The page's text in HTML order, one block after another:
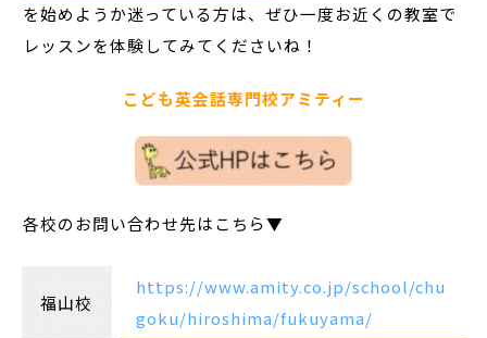
を始めようか迷っている方は、ぜひ一度お近くの教室で
レッスンを体験してみてくださいね！
こども英会話専門校アミティー
各校のお問い合わせ先はこちら▼
福山校
https://www.amity.co.jp/school/chu
goku/hiroshima/fukuyama/